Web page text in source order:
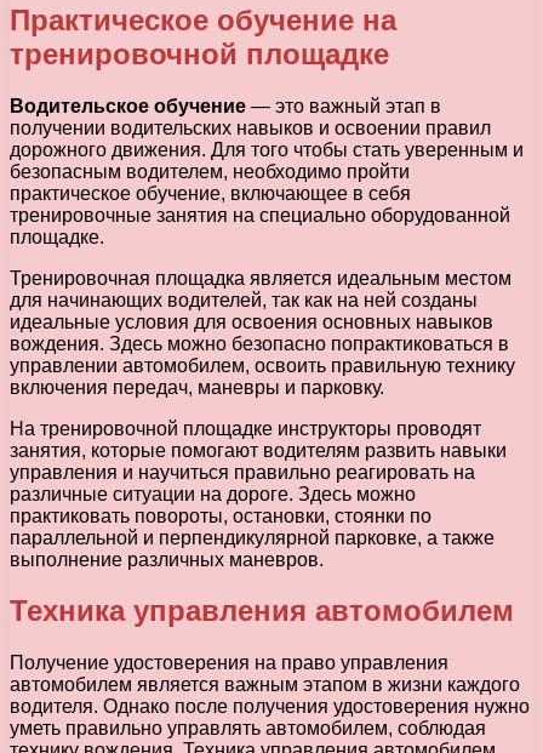
Практическое обучение на
тренировочной площадке
Водительское обучение — это важный этап в
получении водительских навыков и освоении правил
дорожного движения. Для того чтобы стать уверенным и
безопасным водителем, необходимо пройти
практическое обучение, включающее в себя
тренировочные занятия на специально оборудованной
площадке.
Тренировочная площадка является идеальным местом
для начинающих водителей, так как на ней созданы
идеальные условия для освоения основных навыков
вождения. Здесь можно безопасно попрактиковаться в
управлении автомобилем, освоить правильную технику
включения передач, маневры и парковку.
На тренировочной площадке инструкторы проводят
занятия, которые помогают водителям развить навыки
управления и научиться правильно реагировать на
различные ситуации на дороге. Здесь можно
практиковать повороты, остановки, стоянки по
параллельной и перпендикулярной парковке, а также
выполнение различных маневров.
Техника управления автомобилем
Получение удостоверения на право управления
автомобилем является важным этапом в жизни каждого
водителя. Однако после получения удостоверения нужно
уметь правильно управлять автомобилем, соблюдая